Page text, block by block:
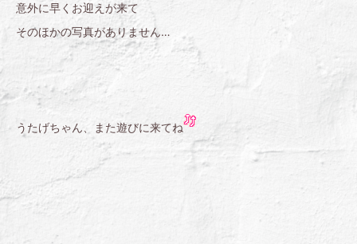
意外に早くお迎えが来て
そのほかの写真がありません…
うたげちゃん、また遊びに来てね